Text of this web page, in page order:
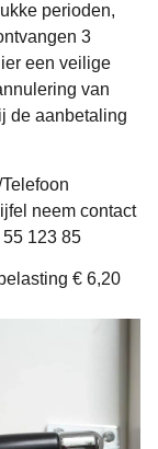
perioden,
3
een veilige
van
de aanbetaling
neem contact
123 85
€ 6,20